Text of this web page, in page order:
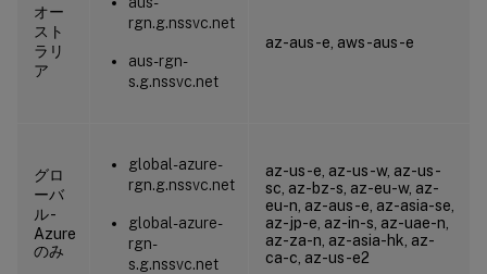
オー
スト
ラリ
ア
rgn.g.nssvc.net
aus-rgn-
s.g.nssvc.net
az-aus-e, aws-aus-e
グロ
ーバ
ル -
Azure
のみ
global-azure-
rgn.g.nssvc.net
global-azure-
rgn-
s.g.nssvc.net
az-us-e, az-us-w, az-us-
sc, az-bz-s, az-eu-w, az-
eu-n, az-aus-e, az-asia-se,
az-jp-e, az-in-s, az-uae-n,
az-za-n, az-asia-hk, az-
ca-c, az-us-e2